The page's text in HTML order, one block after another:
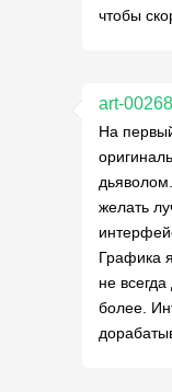
чтобы
art-00268
На
желать
Графика
не
более.